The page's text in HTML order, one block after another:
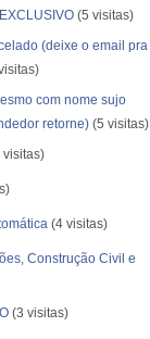
(5 visitas)
(deixe o email pra
com nome sujo
retorne) (5 visitas)
visitas)
(4 visitas)
Construção Civil e
(3 visitas)